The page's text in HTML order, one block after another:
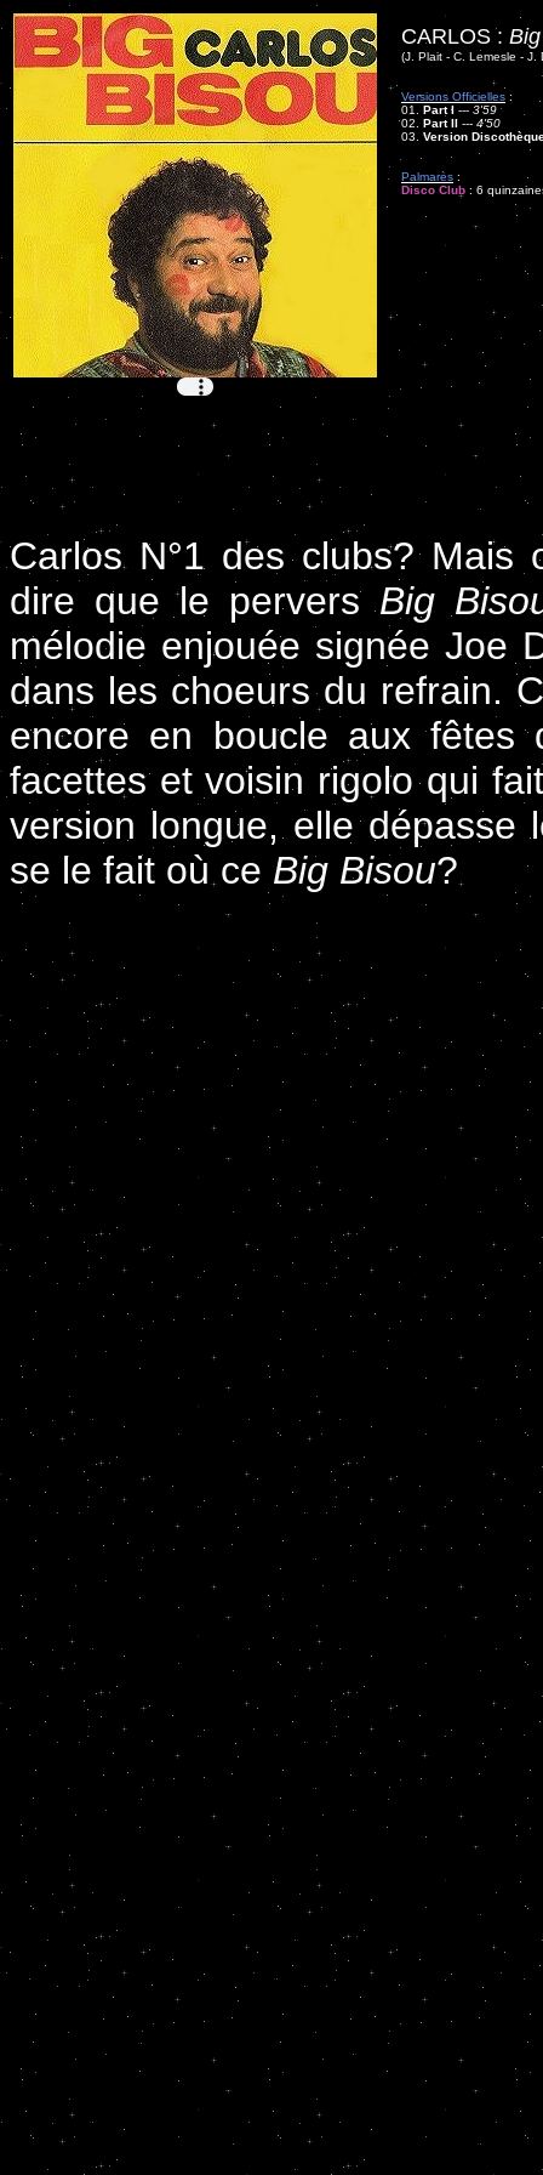
CARLOS :
(J. Plait - C. Lemesle - J.
Versions Officielles :
01. Part I --- 3'59
02. Part II --- 4'50
03.Version
Palmarès :
Disco Club : 6
Carlos N°1 des clubs?
dire que le perversBig
mélodie enjouée signée Joe
dans les choeurs du refrain.
encore en boucle aux fêtes
facettes et voisin rigolo qui
version longue, elle dépasse
se le fait où ce Big Bisou?